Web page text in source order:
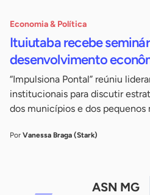
Economia & Política
Ituiutaba recebe
desenvolvimento
“Impulsiona Pontal” reúniu
institucionais para discutir
dos municípios e dos pequenos
Por Vanessa Braga (Stark)
ASN MG